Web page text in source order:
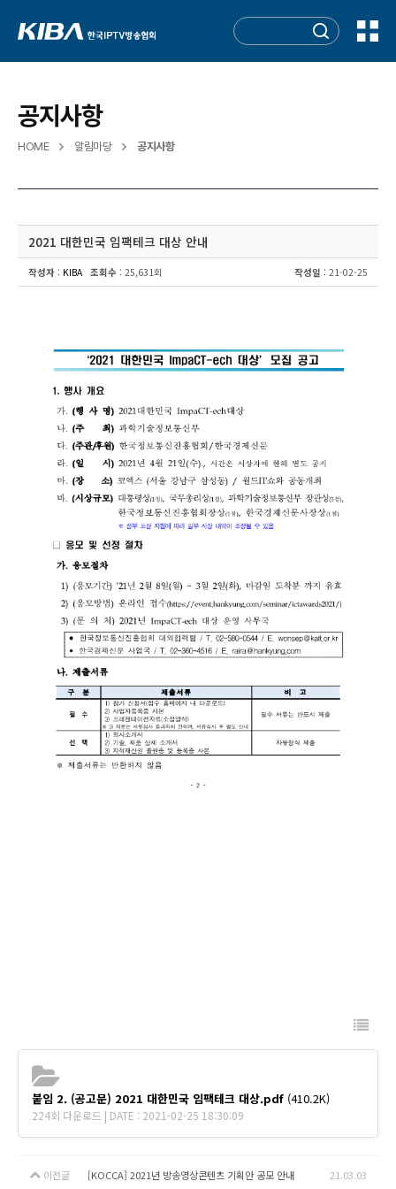
공지사항
HOME 알림마당 공지사항
2021 대한민국 임팩테크 대상 안내
작성자 : KIBA 조회수 : 25,631회 작성일 : 21-02-25
붙임 2. (공고문) 2021 대한민국 임팩테크 대상.pdf (410.2K)
224회 다운로드 | DATE : 2021-02-25 18:30:09
이전글 [KOCCA] 2021년 방송영상콘텐츠 기획안 공모 안내 21.03.03